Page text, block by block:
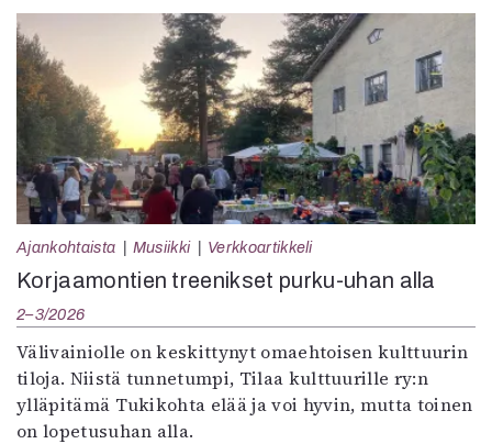
Ajankohtaista Musiikki Verkkoartikkeli
Korjaamontien treenikset purku-uhan alla
2–3/2026
Välivainiolle on keskittynyt omaehtoisen kulttuurin
tiloja. Niistä tunnetumpi, Tilaa kulttuurille ry:n
ylläpitämä Tukikohta elää ja voi hyvin, mutta toinen
on lopetusuhan alla.